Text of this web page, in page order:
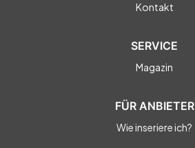
Kontakt
SERVICE
Magazin
FÜR ANBIETER
Wie inseriere ich?